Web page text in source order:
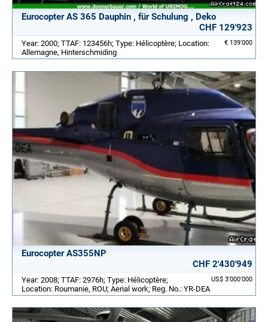
Eurocopter AS 365 Dauphin , für Schulung , Deko
CHF 129'923
€ 139'000
Year: 2000; TTAF: 123456h; Type: Hélicoptère; Location:
Allemagne, Hinterschmiding
Eurocopter AS355NP
CHF 2'430'949
US$ 3'000'000
Year: 2008; TTAF: 2976h; Type: Hélicoptère;
Location: Roumanie, ROU; Aerial work; Reg. No.: YR-DEA